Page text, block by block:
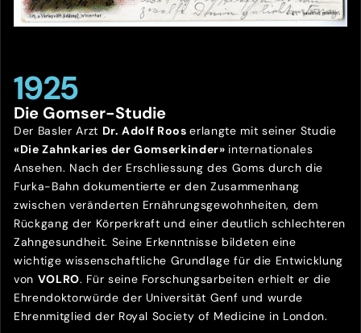
1925
Die Gomser-Studie
Der Basler Arzt Dr. Adolf Rooserlangte mit seiner Studie
«Die Zahnkaries der Gomserkinder» internationales
Ansehen. Nach der Erschliessung des Goms durch die
Furka-Bahn dokumentierte er den Zusammenhang
zwischen veränderten Ernährungsgewohnheiten, dem
Rückgang der Körperkraft und einer deutlich schlechteren
Zahngesundheit. Seine Erkenntnisse bildeten eine
wichtige wissenschaftliche Grundlage für die Entwicklung
von VOLRO. Für seine Forschungsarbeiten erhielt er die
Ehrendoktorwürde der Universität Genf und wurde
Ehrenmitglied der Royal Society of Medicine in London.